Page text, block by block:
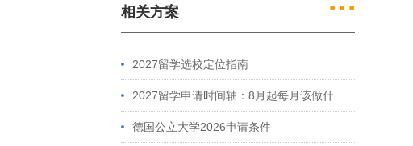
相关方案 ● ● ●
2027留学选校定位指南
2027留学申请时间轴：8月起每月该做什
么？英、美、澳、港申请全攻略
德国公立大学2026申请条件